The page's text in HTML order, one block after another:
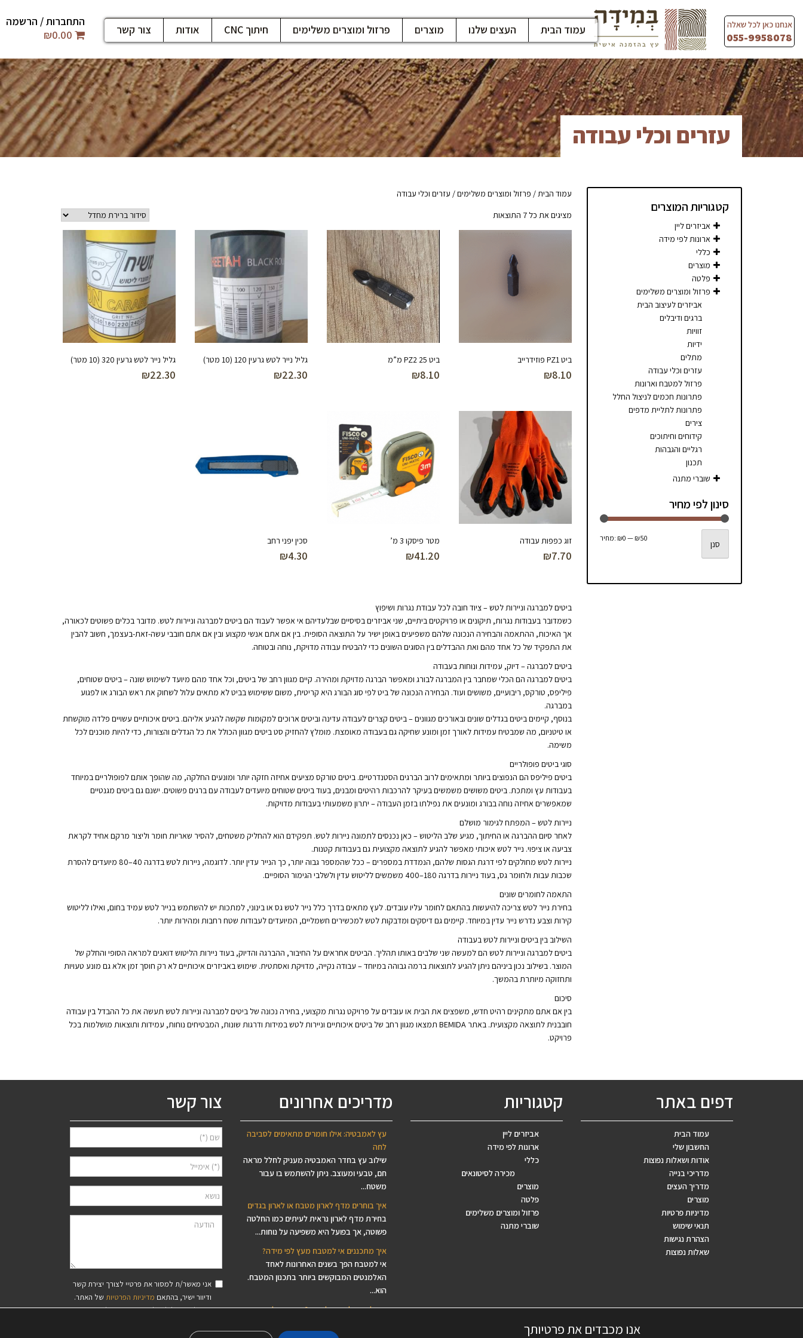
content
אנחנו כאן לכל שאלה
055-9958078
עמוד הבית העצים שלנו מוצרים פרזול ומוצרים משלימים חיתוך CNC אודות צור קשר
התחברות / הרשמה
₪0.00
עזרים וכלי עבודה
קטגוריות המוצרים
אביזרים ליין
ארונות לפי מידה
כללי
מוצרים
פלטה
פרזול ומוצרים משלימים
אביזרים לעיצוב הבית
ברגים ודיבלים
זוויות
ידיות
מתלים
עזרים וכלי עבודה
פרזול למטבח וארונות
פתרונות חכמים לניצול החלל
פתרונות לתליית מדפים
צירים
קידוחים וחיתוכים
רגליים והגבהות
תכנון
שוברי מתנה
סינון לפי מחיר
מחיר
מחיר
סנן
מחיר:₪0—₪50
עמוד הבית/ פרזול ומוצרים משלימים/ עזרים וכלי עבודה
מציגים את כל ⁦7⁩ התוצאות
ביט PZ1 פוזידרייב
₪8.10
ביט PZ2 25 מ”מ
₪8.10
גליל נייר לטש גרעין 120 (10 מטר)
₪22.30
גליל נייר לטש גרעין 320 (10 מטר)
₪22.30
זוג כפפות עבודה
₪7.70
מטר פיסקו 3 מ’
₪41.20
סכין יפני רחב
₪4.30
ביטים למברגה וניירות לטש – ציוד חובה לכל עבודת נגרות ושיפוץ
כשמדובר בעבודות נגרות, תיקונים או פרויקטים ביתיים, שני אביזרים בסיסיים שבלעדיהם אי אפשר לעבוד הם ביטים למברגה וניירות לטש. מדובר בכלים פשוטים לכאורה,
אך האיכות, ההתאמה והבחירה הנכונה שלהם משפיעים באופן ישיר על התוצאה הסופית. בין אם אתם אנשי מקצוע ובין אם אתם חובבי עשה-זאת-בעצמך, חשוב להבין
את התפקיד של כל אחד מהם ואת ההבדלים בין הסוגים השונים כדי להבטיח עבודה מדויקת, נוחה ובטוחה.
ביטים למברגה – דיוק, עמידות ונוחות בעבודה
ביטים למברגה הם הכלי שמחבר בין המברגה לבורג ומאפשר הברגה מדויקת ומהירה. קיים מגוון רחב של ביטים, וכל אחד מהם מיועד לשימוש שונה – ביטים שטוחים,
פיליפס, טורקס, ריבועיים, משושים ועוד. הבחירה הנכונה של ביט לפי סוג הבורג היא קריטית, משום ששימוש בביט לא מתאים עלול לשחוק את ראש הבורג או לפגוע
במברגה.
בנוסף, קיימים ביטים בגדלים שונים ובאורכים מגוונים – ביטים קצרים לעבודה עדינה וביטים ארוכים למקומות שקשה להגיע אליהם. ביטים איכותיים עשויים פלדה מוקשחת
או טיטניום, מה שמבטיח עמידות לאורך זמן ומונע שחיקה גם בעבודה מאומצת. מומלץ להחזיק סט ביטים מגוון הכולל את כל הגדלים והצורות, כדי להיות מוכנים לכל
משימה.
סוגי ביטים פופולריים
ביטים פיליפס הם הנפוצים ביותר ומתאימים לרוב הברגים הסטנדרטיים. ביטים טורקס מציעים אחיזה חזקה יותר ומונעים החלקה, מה שהופך אותם לפופולריים במיוחד
בעבודות עץ ומתכת. ביטים משושים משמשים בעיקר להרכבות רהיטים ומבנים, בעוד ביטים שטוחים מיועדים לעבודה עם ברגים פשוטים. ישנם גם ביטים מגנטיים
שמאפשרים אחיזה נוחה בבורג ומונעים את נפילתו בזמן העבודה – יתרון משמעותי בעבודות מדויקות.
ניירות לטש – המפתח לגימור מושלם
לאחר סיום ההברגה או החיתוך, מגיע שלב הליטוש – כאן נכנסים לתמונה ניירות לטש. תפקידם הוא להחליק משטחים, להסיר שאריות חומר וליצור מרקם אחיד לקראת
צביעה או ציפוי. נייר לטש איכותי מאפשר להגיע לתוצאה מקצועית גם בעבודות קטנות.
ניירות לטש מחולקים לפי דרגת הגסות שלהם, הנמדדת במספרים – ככל שהמספר גבוה יותר, כך הנייר עדין יותר. לדוגמה, ניירות לטש בדרגה 40–80 מיועדים להסרת
שכבות עבות ולחומר גס, בעוד ניירות בדרגה 180–400 משמשים לליטוש עדין ולשלבי הגימור הסופיים.
התאמה לחומרים שונים
בחירת נייר לטש צריכה להיעשות בהתאם לחומר עליו עובדים. לעץ מתאים בדרך כלל נייר לטש גס או בינוני, למתכות יש להשתמש בנייר לטש עמיד בחום, ואילו לליטוש
קירות וצבע נדרש נייר עדין במיוחד. קיימים גם דיסקים ומדבקות לטש למכשירים חשמליים, המיועדים לעבודות שטח רחבות ומהירות יותר.
השילוב בין ביטים וניירות לטש בעבודה
ביטים למברגה וניירות לטש הם למעשה שני שלבים באותו תהליך. הביטים אחראים על החיבור, ההברגה והדיוק, בעוד ניירות הליטוש דואגים למראה הסופי והחלק של
המוצר. בשילוב נכון ביניהם ניתן להגיע לתוצאות ברמה גבוהה במיוחד – עבודה נקייה, מדויקת ואסתטית. שימוש באביזרים איכותיים לא רק חוסך זמן אלא גם מונע טעויות
ותחזוקה מיותרת בהמשך.
סיכום
בין אם אתם מתקינים רהיט חדש, משפצים את הבית או עובדים על פרויקט נגרות מקצועי, בחירה נכונה של ביטים למברגה וניירות לטש תעשה את כל ההבדל בין עבודה
חובבנית לתוצאה מקצועית. באתר BEMIDA תמצאו מגוון רחב של ביטים איכותיים וניירות לטש במידות ודרגות שונות, המבטיחים נוחות, עמידות ותוצאות מושלמות בכל
פרויקט.
דפים באתר
עמוד הבית
החשבון שלי
אודות ושאלות נפוצות
מדריכי בנייה
מדריך העצים
מוצרים
מדיניות פרטיות
תנאי שימוש
הצהרת נגישות
שאלות נפוצות
קטגוריות
אביזרים ליין
ארונות לפי מידה
כללי
מכירה לסיטונאים
מוצרים
פלטה
פרזול ומוצרים משלימים
שוברי מתנה
מדריכים אחרונים
עץ לאמבטיה: אילו חומרים מתאימים לסביבה
לחה
שילוב עץ בחדר האמבטיה מעניק לחלל מראה
חם, טבעי ומעוצב. ניתן להשתמש בו עבור
משטח...
איך בוחרים מדף לארון מטבח או לארון בגדים
בחירת מדף לארון נראית לעיתים כמו החלטה
פשוטה, אך בפועל היא משפיעה על נוחות...
איך מתכננים אי למטבח מעץ לפי מידה?
אי למטבח הפך בשנים האחרונות לאחד
האלמנטים המבוקשים ביותר בתכנון המטבח.
הוא...
איך לבחור לוח עץ ליצירה? המדריך לבסיסי עץ
מחפשים לוח עץ ליצירה, בסיס עץ לפסיפס,
צור קשר
אני מאשר/ת למסור את פרטיי לצורך יצירת קשר
ודיוור ישיר, בהתאם מדיניות הפרטיות של האתר.
ידוע לי שאוכל לבטל את הרישום בכל עת.
אנו מכבדים את פרטיותך